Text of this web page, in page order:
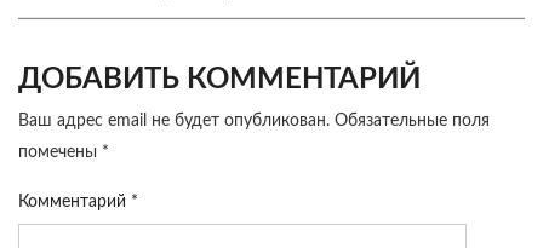
ДОБАВИТЬ КОММЕНТАРИЙ
Ваш адрес email не будет опубликован. Обязательные поля
помечены *
Комментарий *